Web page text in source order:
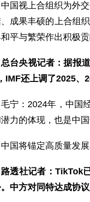
中国视上合组织为外
、成果丰硕的上合组
平与繁荣作出积极贡
总台央视记者：据报
IMF还上调了2025、
毛宁：2024年，中国
力的体现，也是中国
中国将锚定高质量发
路透社记者：TikTok
中方对同特达成协